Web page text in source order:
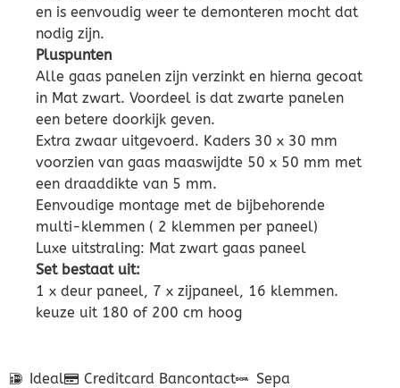
en is eenvoudig weer te demonteren mocht dat
nodig zijn.
Pluspunten
Alle gaas panelen zijn verzinkt en hierna gecoat
in Mat zwart. Voordeel is dat zwarte panelen
een betere doorkijk geven.
Extra zwaar uitgevoerd. Kaders 30 x 30 mm
voorzien van gaas maaswijdte 50 x 50 mm met
een draaddikte van 5 mm.
Eenvoudige montage met de bijbehorende
multi-klemmen ( 2 klemmen per paneel)
Luxe uitstraling: Mat zwart gaas paneel
Set bestaat uit:
1 x deur paneel, 7 x zijpaneel, 16 klemmen.
keuze uit 180 of 200 cm hoog
Ideal Creditcard Bancontact Sepa